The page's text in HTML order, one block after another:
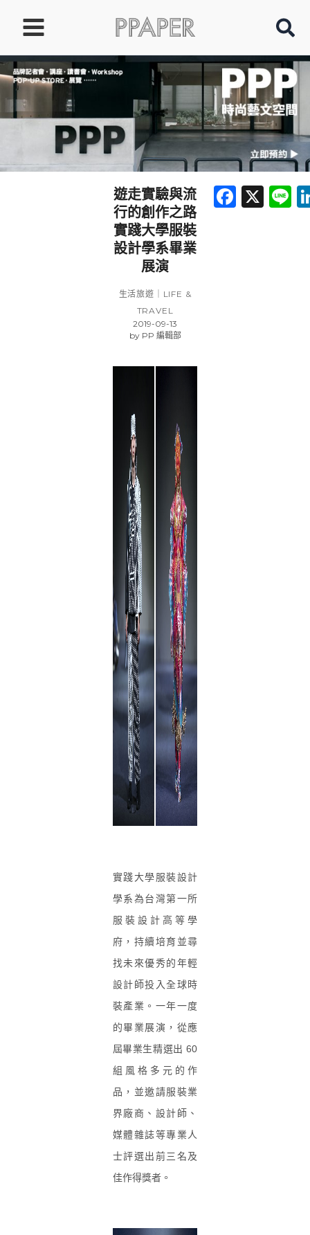
要
內
遊走實驗與流
行的創作之路
實踐大學服裝
設計學系畢業
展演
生活旅遊｜LIFE &
TRAVEL
2019-09-13
byPP 編輯部
實踐大學服裝設計
學系為台灣第一所
服裝設計高等學
府，持續培育並尋
找未來優秀的年輕
設計師投入全球時
裝產業。一年一度
的畢業展演，從應
屆畢業生精選出 60
組風格多元的作
品，並邀請服裝業
界廠商、設計師、
媒體雜誌等專業人
士評選出前三名及
佳作得獎者。
X